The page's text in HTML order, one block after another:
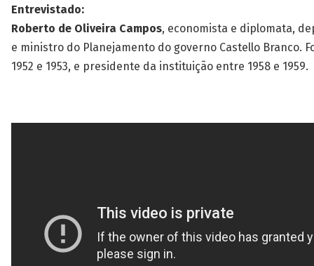
Entrevistado:
Roberto de Oliveira Campos, economista e diplomata,
e ministro do Planejamento do governo Castello Branco.
1952 e 1953, e presidente da instituição entre 1958 e 1959.